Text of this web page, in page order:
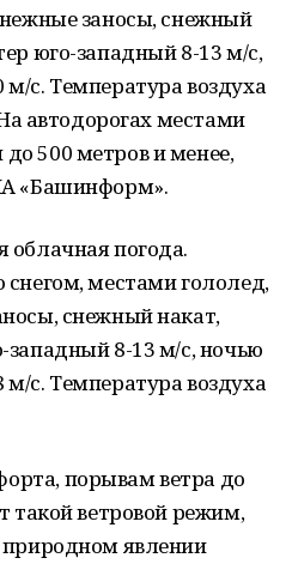
заносы, снежный
юго-западный 8-13 м/с,
с. Температура воздуха
автодорогах местами
500 метров и менее,
«Башинформ».
облачная погода.
местами гололед,
снежный накат,
западный 8-13 м/с, ночью
с. Температура воздуха
порывам ветра до
такой ветровой режим,
явлении